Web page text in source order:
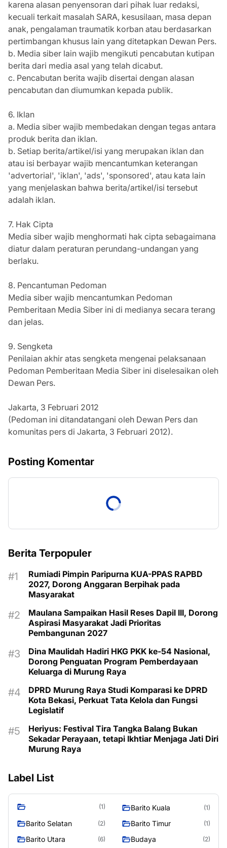
karena alasan penyensoran dari pihak luar redaksi,
kecuali terkait masalah SARA, kesusilaan, masa depan
anak, pengalaman traumatik korban atau berdasarkan
pertimbangan khusus lain yang ditetapkan Dewan Pers.
b. Media siber lain wajib mengikuti pencabutan kutipan
berita dari media asal yang telah dicabut.
c. Pencabutan berita wajib disertai dengan alasan
pencabutan dan diumumkan kepada publik.
6. Iklan
a. Media siber wajib membedakan dengan tegas antara
produk berita dan iklan.
b. Setiap berita/artikel/isi yang merupakan iklan dan
atau isi berbayar wajib mencantumkan keterangan
'advertorial', 'iklan', 'ads', 'sponsored', atau kata lain
yang menjelaskan bahwa berita/artikel/isi tersebut
adalah iklan.
7. Hak Cipta
Media siber wajib menghormati hak cipta sebagaimana
diatur dalam peraturan perundang-undangan yang
berlaku.
8. Pencantuman Pedoman
Media siber wajib mencantumkan Pedoman
Pemberitaan Media Siber ini di medianya secara terang
dan jelas.
9. Sengketa
Penilaian akhir atas sengketa mengenai pelaksanaan
Pedoman Pemberitaan Media Siber ini diselesaikan oleh
Dewan Pers.
Jakarta, 3 Februari 2012
(Pedoman ini ditandatangani oleh Dewan Pers dan
komunitas pers di Jakarta, 3 Februari 2012).
Posting Komentar
Berita Terpopuler
Rumiadi Pimpin Paripurna KUA-PPAS RAPBD
2027, Dorong Anggaran Berpihak pada
Masyarakat
Maulana Sampaikan Hasil Reses Dapil III, Dorong
Aspirasi Masyarakat Jadi Prioritas
Pembangunan 2027
Dina Maulidah Hadiri HKG PKK ke-54 Nasional,
Dorong Penguatan Program Pemberdayaan
Keluarga di Murung Raya
DPRD Murung Raya Studi Komparasi ke DPRD
Kota Bekasi, Perkuat Tata Kelola dan Fungsi
Legislatif
Heriyus: Festival Tira Tangka Balang Bukan
Sekadar Perayaan, tetapi Ikhtiar Menjaga Jati Diri
Murung Raya
Label List
(1) Barito Kuala (1)
Barito Selatan (2) Barito Timur (1)
Barito Utara (6) Budaya (2)